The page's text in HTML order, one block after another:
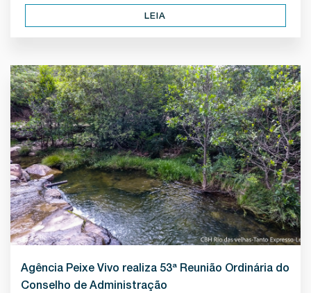
LEIA
Agência Peixe Vivo realiza 53ª Reunião Ordinária do
Conselho de Administração